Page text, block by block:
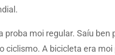
proba moi regular. Saíu
ciclismo. A bicicleta era